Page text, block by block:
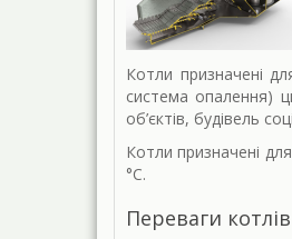
Котли призначені
система опалення)
об’єктів, будівель
Котли призначені
°С.
Переваги